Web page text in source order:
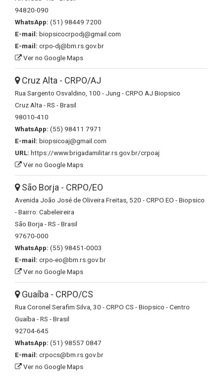
94820-090
WhatsApp: (51) 98449 7200
E-mail: biopsicocrpodj@gmail.com
E-mail: crpo-dj@bm.rs.gov.br
Ver no Google Maps
Cruz Alta - CRPO/AJ
Rua Sargento Osvaldino, 100 - Jung - CRPO AJ Biopsico
Cruz Alta - RS - Brasil
98010-410
WhatsApp: (55) 98411 7971
E-mail: biopsicoaj@gmail.com
URL: https://www.brigadamilitar.rs.gov.br/crpoaj
Ver no Google Maps
São Borja - CRPO/EO
Avenida João José de Oliveira Freitas, 520 - CRPO EO - Biopsico
- Bairro: Cabeleireira
São Borja - RS - Brasil
97670-000
WhatsApp: (55) 98451-0003
E-mail: crpo-eo@bm.rs.gov.br
Ver no Google Maps
Guaíba - CRPO/CS
Rua Coronel Serafim Silva, 30 - CRPO CS - Biopsico - Centro
Guaíba - RS - Brasil
92704-645
WhatsApp: (51) 98557 0847
E-mail: crpocs@bm.rs.gov.br
Ver no Google Maps